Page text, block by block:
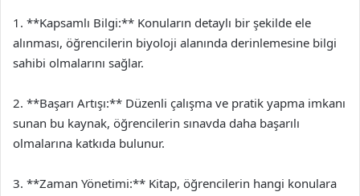
1. **Kapsamlı Bilgi:** Konuların detaylı bir şekilde ele
alınması, öğrencilerin biyoloji alanında derinlemesine bilgi
sahibi olmalarını sağlar.
2. **Başarı Artışı:** Düzenli çalışma ve pratik yapma imkanı
sunan bu kaynak, öğrencilerin sınavda daha başarılı
olmalarına katkıda bulunur.
3. **Zaman Yönetimi:** Kitap, öğrencilerin hangi konulara